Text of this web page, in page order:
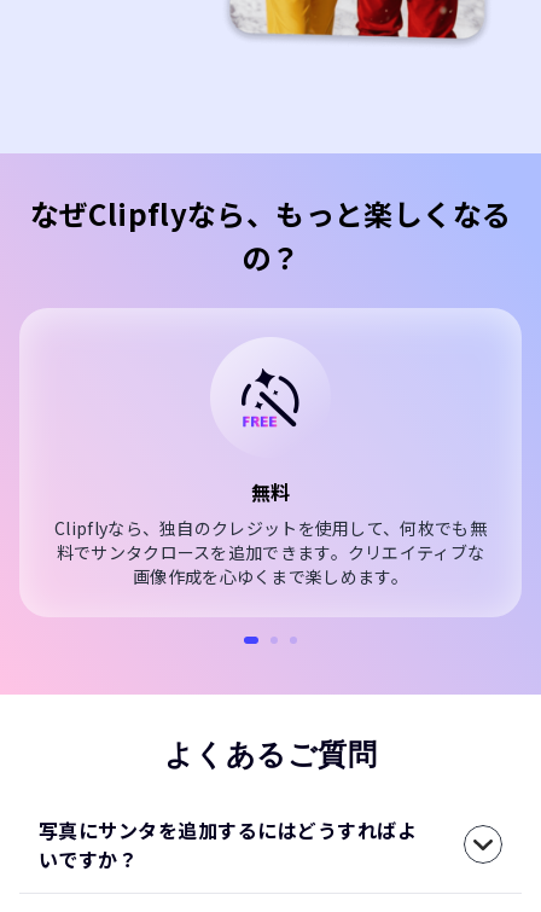
なぜClipflyなら、もっと楽しくなる
の？
無料
Clipflyなら、独自のクレジットを使用して、何枚でも無
料でサンタクロースを追加できます。クリエイティブな
画像作成を心ゆくまで楽しめます。
よくあるご質問
写真にサンタを追加するにはどうすればよ
いですか？